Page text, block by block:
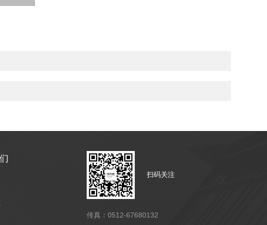
扫码关注
传真：0512-67680132